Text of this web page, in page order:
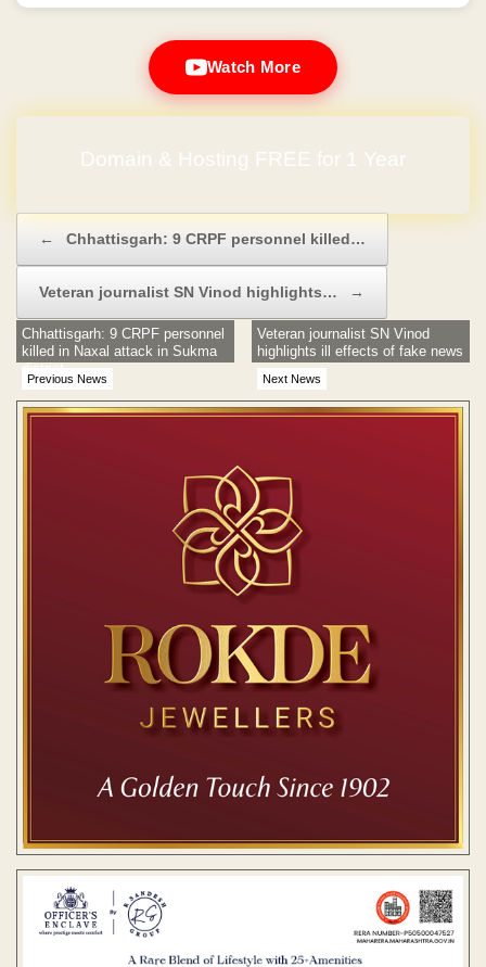
Watch More
Domain & Hosting FREE for 1 Year
← Chhattisgarh: 9 CRPF personnel killed…
Veteran journalist SN Vinod highlights… →
Previous News
Chhattisgarh: 9 CRPF personnel
killed in Naxal attack in Sukma
district
Next News
Veteran journalist SN Vinod
highlights ill effects of fake news